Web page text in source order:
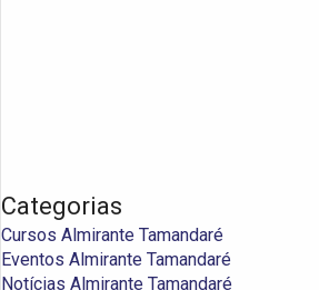
Categorias
Cursos Almirante Tamandaré
Eventos Almirante Tamandaré
Notícias Almirante Tamandaré